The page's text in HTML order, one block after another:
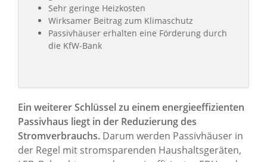
Sehr geringe Heizkosten
Wirksamer Beitrag zum Klimaschutz
Passivhäuser erhalten eine Förderung durch
die KfW-Bank
Ein weiterer Schlüssel zu einem energieeffizienten
Passivhaus liegt in der Reduzierung des
Stromverbrauchs. Darum werden Passivhäuser in
der Regel mit stromsparenden Haushaltsgeräten,